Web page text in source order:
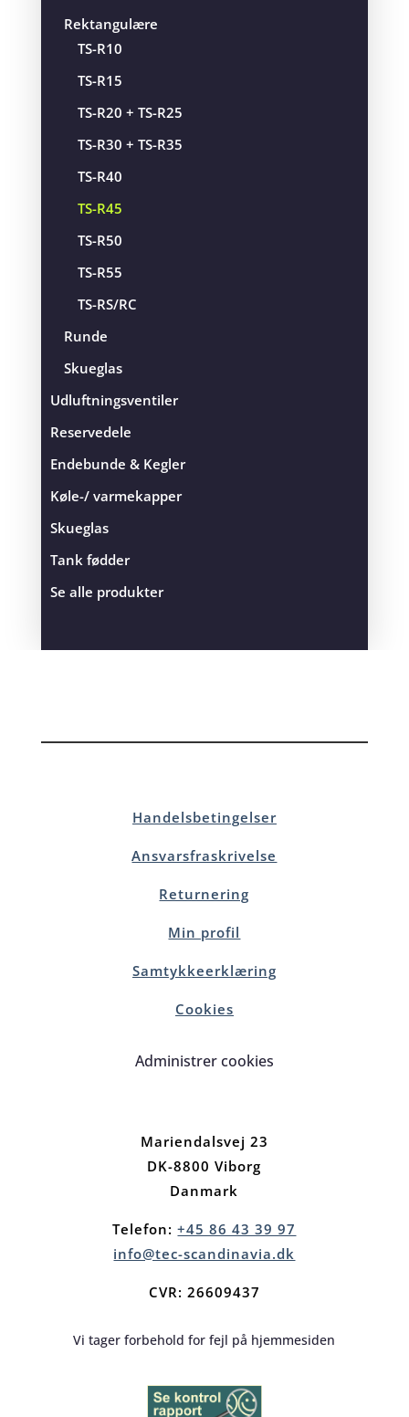
Rektangulære
TS-R10
TS-R15
TS-R20 + TS-R25
TS-R30 + TS-R35
TS-R40
TS-R45
TS-R50
TS-R55
TS-RS/RC
Runde
Skueglas
Udluftningsventiler
Reservedele
Endebunde & Kegler
Køle-/ varmekapper
Skueglas
Tank fødder
Se alle produkter
Handelsbetingelser
Ansvarsfraskrivelse
Returnering
Min profil
Samtykkeerklæring
Cookies
Administrer cookies
Mariendalsvej 23
DK-8800 Viborg
Danmark
Telefon:+45 86 43 39 97
info@tec-scandinavia.dk
CVR: 26609437
Vi tager forbehold for fejl på hjemmesiden